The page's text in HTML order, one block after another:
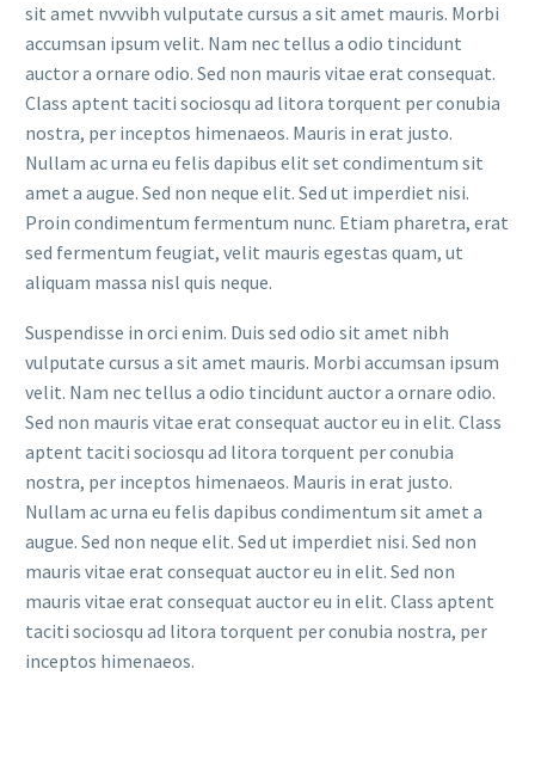
sit amet nvvvibh vulputate cursus a sit amet mauris. Morbi
accumsan ipsum velit. Nam nec tellus a odio tincidunt
auctor a ornare odio. Sed non mauris vitae erat consequat.
Class aptent taciti sociosqu ad litora torquent per conubia
nostra, per inceptos himenaeos. Mauris in erat justo.
Nullam ac urna eu felis dapibus elit set condimentum sit
amet a augue. Sed non neque elit. Sed ut imperdiet nisi.
Proin condimentum fermentum nunc. Etiam pharetra, erat
sed fermentum feugiat, velit mauris egestas quam, ut
aliquam massa nisl quis neque.
Suspendisse in orci enim. Duis sed odio sit amet nibh
vulputate cursus a sit amet mauris. Morbi accumsan ipsum
velit. Nam nec tellus a odio tincidunt auctor a ornare odio.
Sed non mauris vitae erat consequat auctor eu in elit. Class
aptent taciti sociosqu ad litora torquent per conubia
nostra, per inceptos himenaeos. Mauris in erat justo.
Nullam ac urna eu felis dapibus condimentum sit amet a
augue. Sed non neque elit. Sed ut imperdiet nisi. Sed non
mauris vitae erat consequat auctor eu in elit. Sed non
mauris vitae erat consequat auctor eu in elit. Class aptent
taciti sociosqu ad litora torquent per conubia nostra, per
inceptos himenaeos.